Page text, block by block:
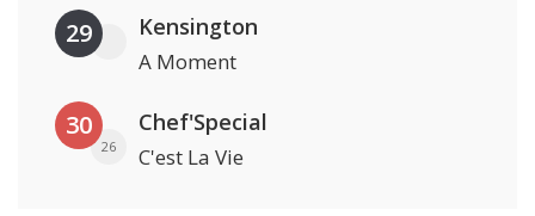
29 Kensington
A Moment
30
26
Chef'Special
C'est La Vie